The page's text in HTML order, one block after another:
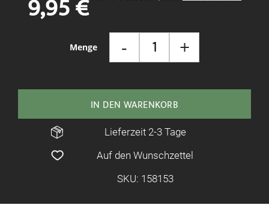
Menge - +
9,95 €
IN DEN WARENKORB
Lieferzeit 2-3 Tage
Auf den Wunschzettel
SKU: 158153